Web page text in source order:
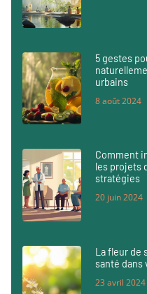
5 gestes
urbains
8 août 2024
Comment
les projets
stratégies
20 juin 2024
La fleur de
santé dans
23 avril 2024